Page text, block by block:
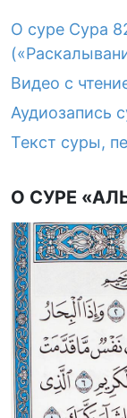
О суре Сура
Видео с
Аудиозапись
Текст суры,
О СУРЕ